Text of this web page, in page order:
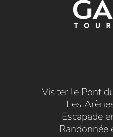
Visiter le Pont
Les
Escapade
Randonnée